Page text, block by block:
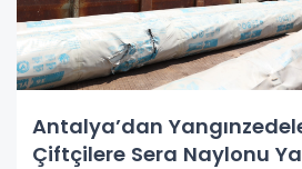
Antalya’dan
Çiftçilere Sera Naylonu